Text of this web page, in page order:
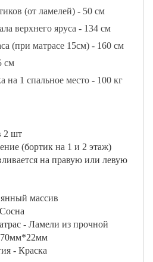
(от ламелей) - 50 см
верхнего яруса - 134 см
(при матрасе 15см) - 160 см
см
на 1 спальное место - 100 кг
2 шт
(бортик на 1 и 2 этаж)
на правую или левую
массив
- Ламели из прочной
70мм*22мм
- Краска